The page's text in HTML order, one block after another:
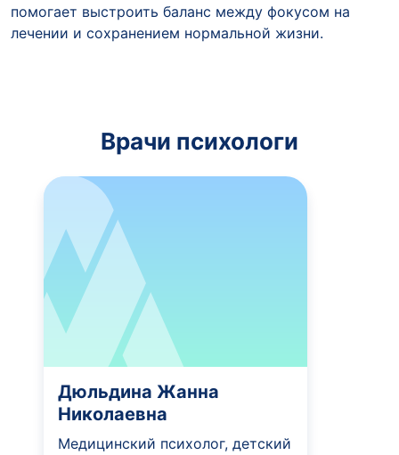
помогает выстроить баланс между фокусом на
лечении и сохранением нормальной жизни.
Врачи психологи
Дюльдина Жанна
Николаевна
Медицинский психолог, детский